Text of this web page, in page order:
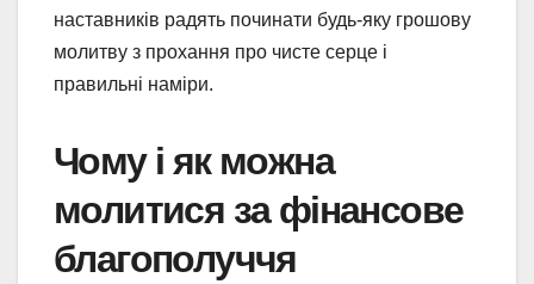
наставників радять починати будь-яку грошову
молитву з прохання про чисте серце і
правильні наміри.
Чому і як можна
молитися за фінансове
благополуччя